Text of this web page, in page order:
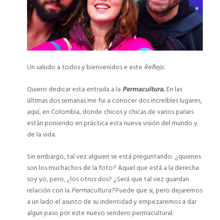
Un saludo a todos y bienvenidos e este Reflejo.
Quiero dedicar esta entrada a la Permacultura.En las
últimas dos semanas me fui a conocer dos increíbles lugares,
aquí, en Colombia, donde chicos y chicas de varios países
están poniendo en práctica esta nueva visión del mundo y
de la vida.
Sin embargo, tal vez alguien se está preguntando: ¿quienes
son los muchachos de la foto? Aquel que está a la derecha
soy yo, pero, ¿los otros dos? ¿Será que tal vez guardan
relación con la Permacultura?Puede que si, pero dejaremos
a un lado el asunto de su indentidad y empezaremos a dar
algun paso por este nuevo sendero permacultural.